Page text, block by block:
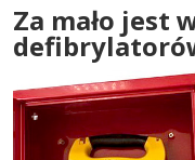
Za mało jest